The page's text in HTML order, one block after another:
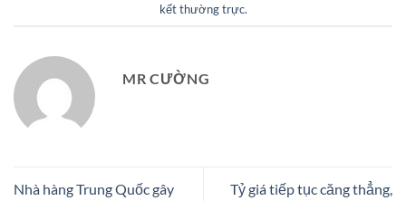
kết thường trực.
MR CƯỜNG
Nhà hàng Trung Quốc gây
Tỷ giá tiếp tục căng thẳng,